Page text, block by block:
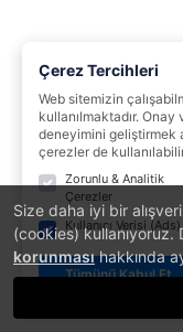
Size daha iyi bir
(cookies) kullanıyoruz.
korunmasıhakkında
Çerez Tercihleri
Web sitemizin
kullanılmaktadır. Onay
deneyimini geliştirmek
çerezler de
Zorunlu & Analitik
Çerezler
Kullanıcı Verisi (Ads)
Tümünü Kabul Et